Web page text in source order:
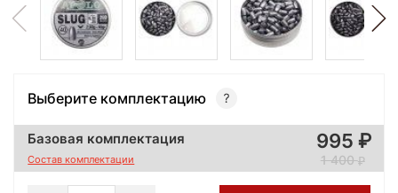
Выберите комплектацию
Базовая комплектация
Состав комплектации
995
1 400